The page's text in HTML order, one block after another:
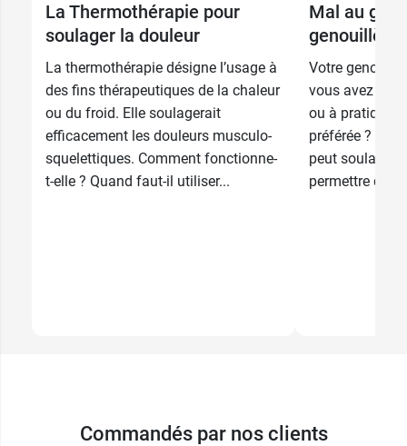
La Thermothérapie pour
soulager la douleur
La thermothérapie désigne l’usage à
des fins thérapeutiques de la chaleur
ou du froid. Elle soulagerait
efficacement les douleurs musculo-
squelettiques. Comment fonctionne-
t-elle ? Quand faut-il utiliser...
Mal au
genouillère
Votre genou
vous avez des
ou à pratiquer
préférée ? Le
peut soulager
permettre de
Commandés par nos clients